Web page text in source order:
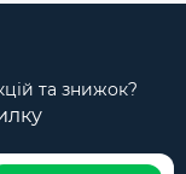
та знижок?